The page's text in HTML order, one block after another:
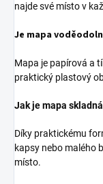
najde své místo v
Je mapa
Mapa je papírová a
praktický plastový
Jak je mapa
Díky praktickému
kapsy nebo malého
místo.